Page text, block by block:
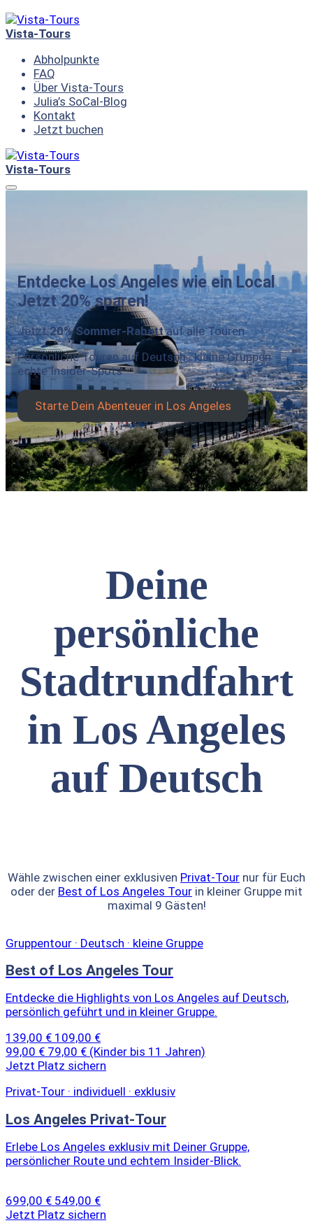
Skip
to
content
Vista-Tours
Abholpunkte
FAQ
Über Vista-Tours
Julia’s SoCal-Blog
Kontakt
Jetzt buchen
Vista-Tours
Menu
Entdecke Los Angeles wie ein Local
Jetzt 20% sparen!
Jetzt20% Sommer-Rabattauf alle Touren
Persönliche Touren auf Deutsch · kleine Gruppen ·
echte Insider-Spots
Starte Dein Abenteuer in Los Angeles
Deine
persönliche
Stadtrundfahrt
in Los Angeles
auf Deutsch
Wähle zwischen einer exklusiven Privat-Tour nur für Euch
oder der Best of Los Angeles Tour in kleiner Gruppe mit
maximal 9 Gästen!
Gruppentour · Deutsch · kleine Gruppe
Best of Los Angeles Tour
Entdecke die Highlights von Los Angeles auf Deutsch,
persönlich geführt und in kleiner Gruppe.
139,00 € 109,00 €
99,00 € 79,00 € (Kinder bis 11 Jahren)
Jetzt Platz sichern
Privat-Tour · individuell · exklusiv
Los Angeles Privat-Tour
Erlebe Los Angeles exklusiv mit Deiner Gruppe,
persönlicher Route und echtem Insider-Blick.
699,00 € 549,00 €
Jetzt Platz sichern